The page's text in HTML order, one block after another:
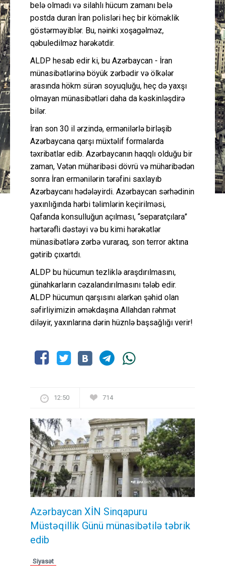
belə olmadı və silahlı hücum zamanı belə
postda duran İran polisləri heç bir köməklik
göstərməyiblər. Bu, nəinki xoşagəlməz,
qəbuledilməz hərəkətdir.
ALDP hesab edir ki, bu Azərbaycan - İran
münasibətlərinə böyük zərbədir və ölkələr
arasında hökm sürən soyuqluğu, heç də yaxşı
olmayan münasibətləri daha da kəskinləşdirə
bilər.
İran son 30 il ərzində, ermənilərlə birləşib
Azərbaycana qarşı müxtəlif formalarda
təxribatlar edib. Azərbaycanın haqqlı olduğu bir
zaman, Vətən müharibəsi dövrü və müharibədən
sonra İran ermənilərin tərəfini saxlayıb
Azərbaycanı hədələyirdi. Azərbaycan sərhədinin
yaxınlığında hərbi təlimlərin keçirilməsi,
Qafanda konsulluğun açılması, “separatçılara”
hərtərəfli dəstəyi və bu kimi hərəkətlər
münasibətlərə zərbə vuraraq, son terror aktına
gətirib çıxartdı.
ALDP bu hücumun tezliklə araşdırılmasını,
günahkarların cəzalandırılmasını tələb edir.
ALDP hücumun qarşısını alarkən şəhid olan
səfirliyimizin əməkdaşına Allahdan rəhmət
diləyir, yaxınlarına dərin hüznlə başsağlığı verir!
12:50 714
Azərbaycan XİN Sinqapuru
Müstəqillik Günü münasibətilə təbrik
edib
Siyasət